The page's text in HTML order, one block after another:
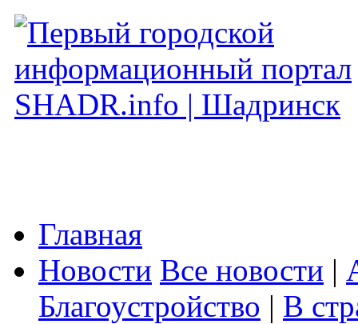
Главная
Новости Все новости |
Благоустройство | В